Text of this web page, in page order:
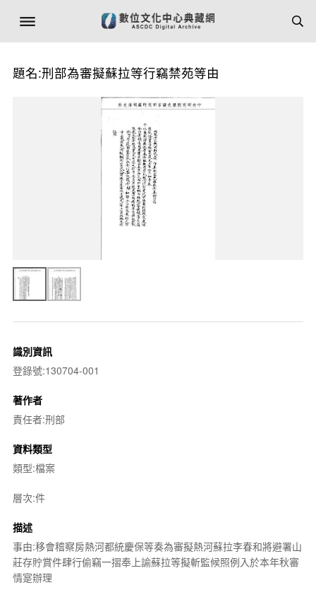
題名:刑部為審擬蘇拉等行竊禁苑等由
識別資訊
登錄號:130704-001
著作者
責任者:刑部
資料類型
類型:檔案
層次:件
描述
事由:移會稽察房熱河都統慶保等奏為審擬熱河蘇拉李春和將避署山
莊存貯賞件肆行偷竊一摺奉上諭蘇拉等擬斬監候照例入於本年秋審
情寔辦理